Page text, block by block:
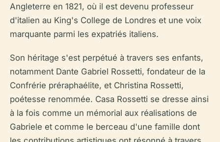
Angleterre en 1821, où il est devenu professeur
d'italien au King's College de Londres et une voix
marquante parmi les expatriés italiens.
Son héritage s'est perpétué à travers ses enfants,
notamment Dante Gabriel Rossetti, fondateur de la
Confrérie préraphaélite, et Christina Rossetti,
poétesse renommée. Casa Rossetti se dresse ainsi
à la fois comme un mémorial aux réalisations de
Gabriele et comme le berceau d'une famille dont